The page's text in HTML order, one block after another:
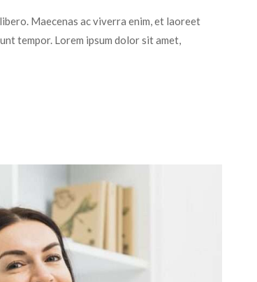
Maecenas ac viverra enim, et laoreet
tempor. Lorem ipsum dolor sit amet,